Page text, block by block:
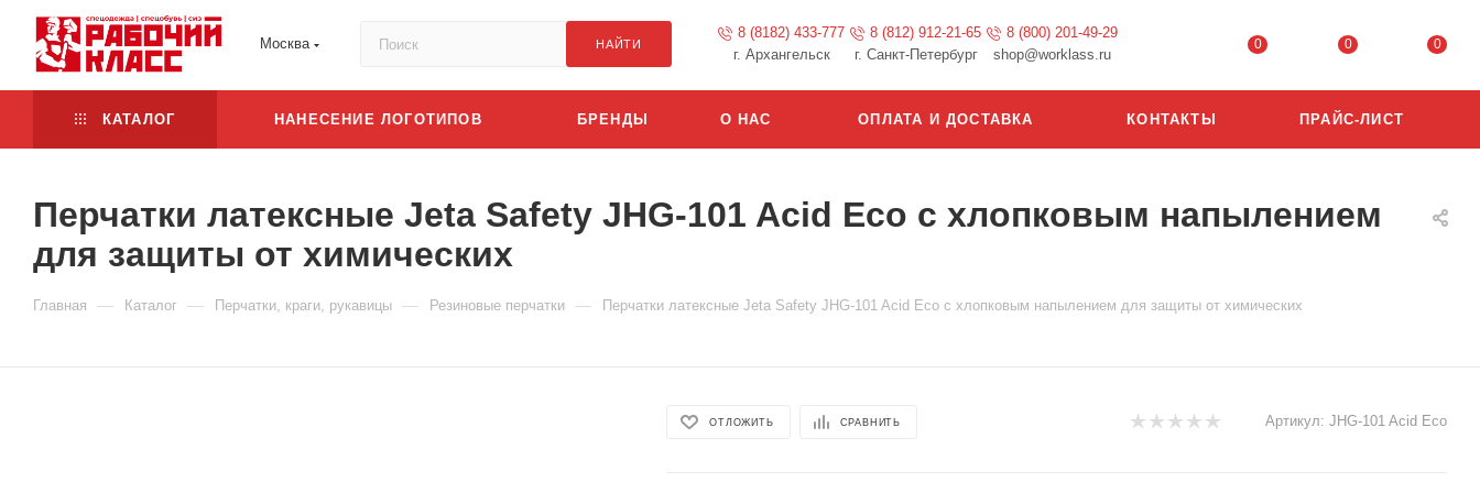
Москва НАЙТИ
8 (8182) 433-777
г. Архангельск
8 (812) 912-21-65
г. Санкт-Петербург
8 (800) 201-49-29
shop@worklass.ru
0 0 0
КАТАЛОГ НАНЕСЕНИЕ ЛОГОТИПОВ БРЕНДЫ О НАС ОПЛАТА И ДОСТАВКА КОНТАКТЫ ПРАЙС-ЛИСТ
Перчатки латексные Jeta Safety JHG-101 Acid Eco с хлопковым напылением
для защиты от химических
Главная — Каталог — Перчатки, краги, рукавицы — Резиновые перчатки — Перчатки латексные Jeta Safety JHG-101 Acid Eco с хлопковым напылением для защиты от химических
ОТЛОЖИТЬ СРАВНИТЬ Артикул: JHG-101 Acid Eco